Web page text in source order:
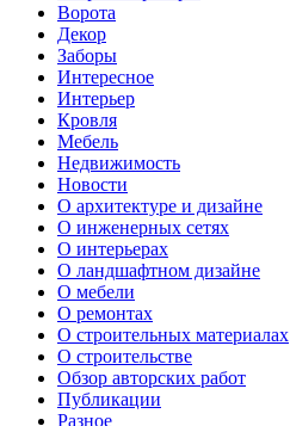
Ворота
Декор
Заборы
Интересное
Интерьер
Кровля
Мебель
Недвижимость
Новости
О архитектуре и дизайне
О инженерных сетях
О интерьерах
О ландшафтном дизайне
О мебели
О ремонтах
О строительных материалах
О строительстве
Обзор авторских работ
Публикации
Разное